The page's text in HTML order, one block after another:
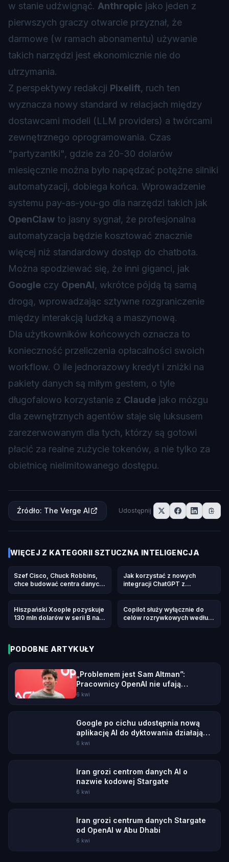
w stanie udźwignąć. Anthropic jako jeden z
pierwszych graczy otwarcie przyznał, że
darmowe (w ramach abonamentu) używanie
takich narzędzi jest ekonomicznie nie do
utrzymania.
Z perspektywy redakcji Pixelift, ruch ten
wyznacza nowy standard w relacjach między
dostawcami modeli (LLM providers) a twórcami
zewnętrznego oprogramowania. Czas
"partyzantki", gdzie za 20-30 dolarów
miesięcznie można było napędzać potężne silniki
automatyzacji, dobiega końca. Wprowadzenie
systemu pay-as-you-go dla narzędzi takich jak
OpenClaw to jasny sygnał, że profesjonalna
automatyzacja będzie kosztować znacznie
więcej niż standardowy dostęp do chatbota.
Można spodziewać się, że inni giganci, jak
Google czy OpenAI, wkrótce pójdą tą samą
drogą, wprowadzając sztywne rozgraniczenie
między interakcją ludzką a maszynową.
Dla użytkowników końcowych oznacza to
konieczność przeliczenia opłacalności swoich
workflow. O ile jednorazowy kredyt i zniżki na
pakiety danych są miłym gestem, o tyle
długofalowo korzystanie z Claude jako mózgu
dla zewnętrznych agentów staje się luksusem
zarezerwowanym dla tych, którzy są gotowi
płacić za realne zużycie tokenów, a nie tylko za
obietnicę nielimitowanego dostępu.
Źródło: The Verge AI Udostępnij
WIĘCEJ Z KATEGORII SZTUCZNA INTELIGENCJA
Szef Cisco, Chuck Robbins,
chce budować centra danych
Jak korzystać z nowych
integracji ChatGPT z
Hiszpański Xoople pozyskuje
130 mln dolarów w serii B na
Copilot służy wyłącznie do
celów rozrywkowych według
PODOBNE ARTYKUŁY
„Problemem jest Sam Altman”:
Pracownicy OpenAI nie ufają
swojemu CEO
6 kwi
Google po cichu udostępnia nową
aplikację AI do dyktowania działającą
offline
6 kwi
Iran grozi centrom danych AI o
nazwie kodowej Stargate
6 kwi
Iran grozi centrum danych Stargate
od OpenAI w Abu Dhabi
6 kwi